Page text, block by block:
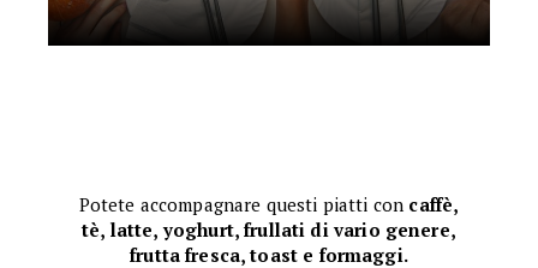
Potete accompagnare questi piatti con caffè,
tè, latte, yoghurt, frullati di vario genere,
frutta fresca, toast e formaggi.